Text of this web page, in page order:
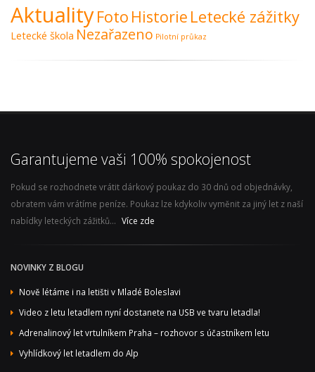
AktualityFoto Historie Letecké zážitky
Letecké škola Nezařazeno Pilotní průkaz
Garantujeme vaši 100% spokojenost
Pokud se rozhodnete vrátit dárkový poukaz do 30 dnů od objednávky,
obratem vám vrátíme peníze. Poukaz lze kdykoliv vyměnit za jiný let z naší
nabídky leteckých zážitků... Více zde
NOVINKY Z BLOGU
Nově létáme i na letišti v Mladé Boleslavi
Video z letu letadlem nyní dostanete na USB ve tvaru letadla!
Adrenalinový let vrtulníkem Praha – rozhovor s účastníkem letu
Vyhlídkový let letadlem do Alp